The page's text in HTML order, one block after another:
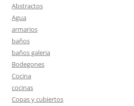
Abstractos
Agua
armarios
baños
baños galeria
Bodegones
Cocina
cocinas
Copas y cubiertos